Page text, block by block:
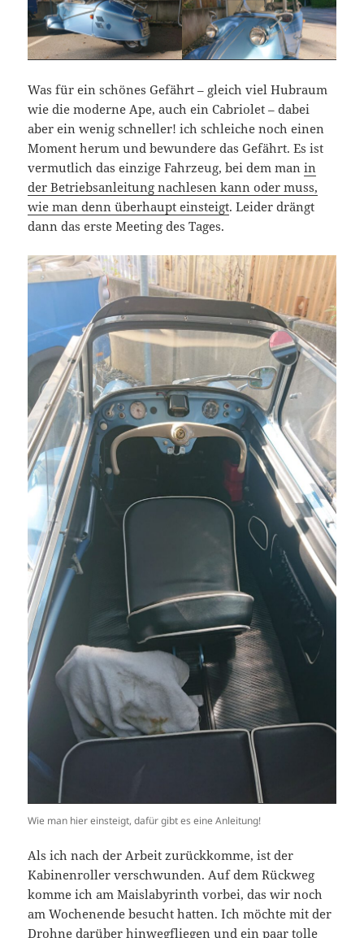
Was für ein schönes Gefährt – gleich viel Hubraum
wie die moderne Ape, auch ein Cabriolet – dabei
aber ein wenig schneller! ich schleiche noch einen
Moment herum und bewundere das Gefährt. Es ist
vermutlich das einzige Fahrzeug, bei dem manin
der Betriebsanleitung nachlesen kann oder muss,
wie man denn überhaupt einsteigt. Leider drängt
dann das erste Meeting des Tages.
Wie man hier einsteigt, dafür gibt es eine Anleitung!
Als ich nach der Arbeit zurückkomme, ist der
Kabinenroller verschwunden. Auf dem Rückweg
komme ich am Maislabyrinth vorbei, das wir noch
am Wochenende besucht hatten. Ich möchte mit der
Drohne darüber hinwegfliegen und ein paar tolle